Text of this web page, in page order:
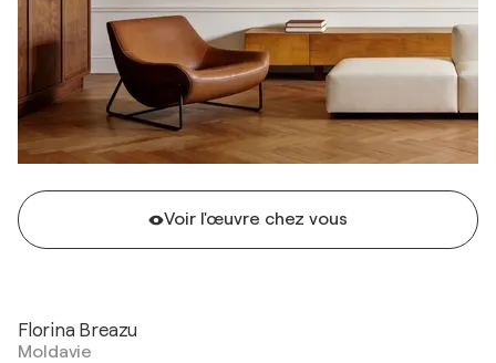
Voir l'œuvre chez vous
Florina Breazu
Moldavie